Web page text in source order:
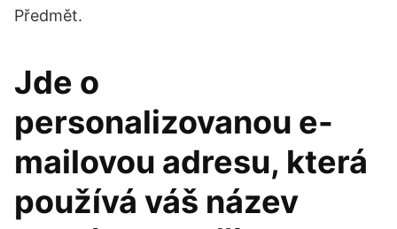
Předmět.
Jde o
personalizovanou e-
mailovou adresu, která
používá váš název